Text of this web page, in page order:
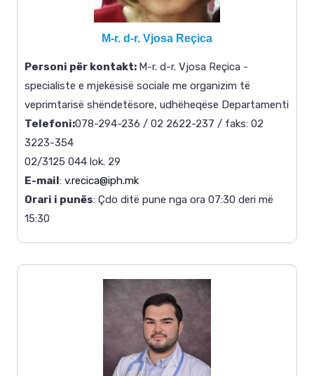
M-r. d-r. Vjosa Reçica
Personi për kontakt: M-r. d-r. Vjosa Reçica -
specialiste e mjekësisë sociale me organizim të
veprimtarisë shëndetësore, udhëheqëse Departamenti
Telefoni:078-294-236 / 02 2622-237 / faks: 02
3223-354
02/3125 044 lok. 29
E-mail: v.recica@iph.mk
Orari i punës: Çdo ditë pune nga ora 07:30 deri më
15:30